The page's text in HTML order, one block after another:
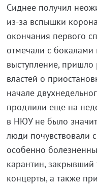
Сиднее получил
из-за вспышки
окончания первого
отмечали с
выступление,
властей о
начале
продлили еще на
в НЮУ не было
люди почувствовали
особенно
карантин, закрывший
концерты, а также